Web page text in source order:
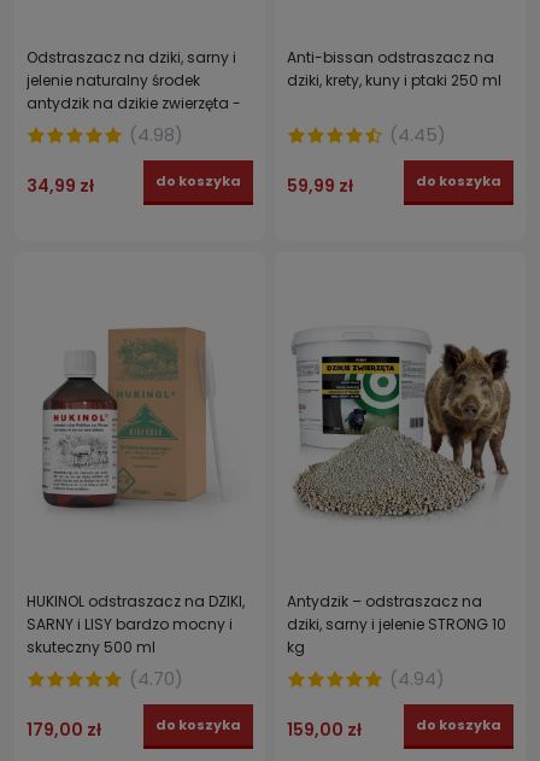
Odstraszacz na dziki, sarny i
jelenie naturalny środek
antydzik na dzikie zwierzęta -
STRONG 2 kg
(4.98)
34,99 zł do koszyka
Anti-bissan odstraszacz na
dziki, krety, kuny i ptaki 250 ml
(4.45)
59,99 zł do koszyka
HUKINOL odstraszacz na DZIKI,
SARNY i LISY bardzo mocny i
skuteczny 500 ml
(4.70)
179,00 zł do koszyka
Antydzik – odstraszacz na
dziki, sarny i jelenie STRONG 10
kg
(4.94)
159,00 zł do koszyka